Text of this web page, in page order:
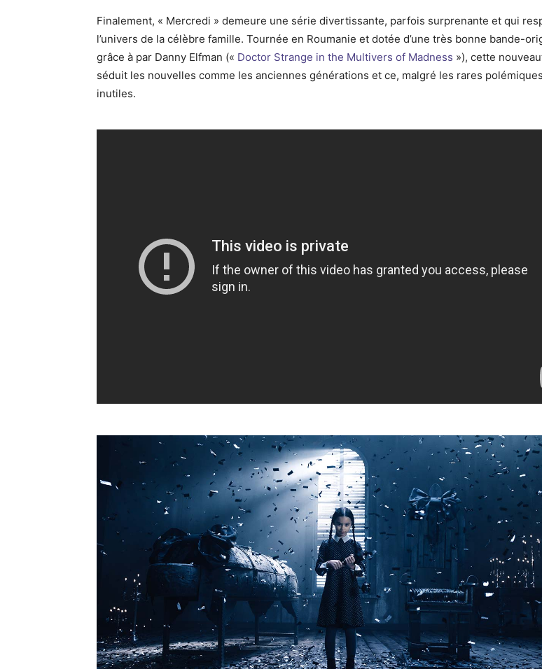
Finalement, « Mercredi » demeure une série divertissante, parfois surprenante et qui
l’univers de la célèbre famille. Tournée en Roumanie et dotée d’une très bonne bande-
grâce à par Danny Elfman (« Doctor Strange in the Multivers of Madness »), cette
séduit les nouvelles comme les anciennes générations et ce, malgré les rares polémiques
inutiles.